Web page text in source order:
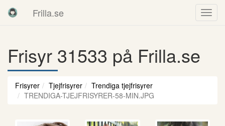
Frilla.se
Frisyr 31533 på Frilla.se
Frisyrer Tjejfrisyrer
Trendiga tjejfrisyrer
TRENDIGA-TJEJFRISYRER-58-MIN.JPG